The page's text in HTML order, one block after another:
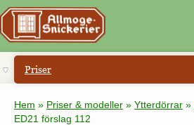
Priser
Hem » Priser & modeller » Ytterdörrar »
ED21 förslag 112